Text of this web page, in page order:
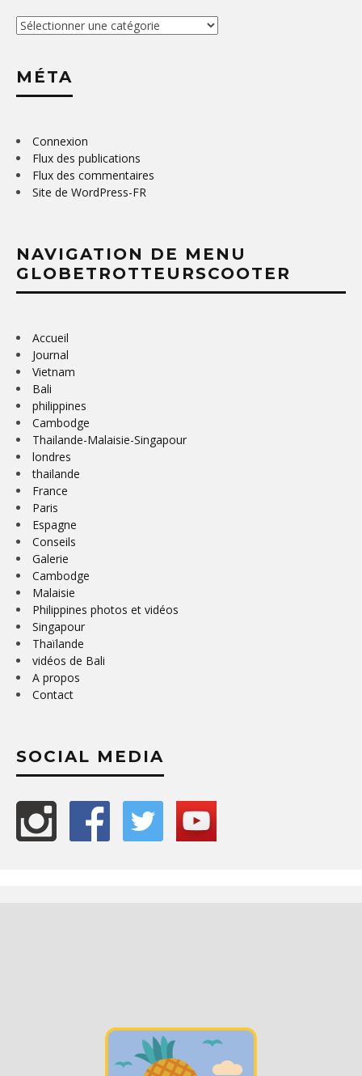
Catégories
MÉTA
Connexion
Flux des publications
Flux des commentaires
Site de WordPress-FR
NAVIGATION DE MENU
GLOBETROTTEURSCOOTER
Accueil
Journal
Vietnam
Bali
philippines
Cambodge
Thailande-Malaisie-Singapour
londres
thailande
France
Paris
Espagne
Conseils
Galerie
Cambodge
Malaisie
Philippines photos et vidéos
Singapour
Thaïlande
vidéos de Bali
A propos
Contact
SOCIAL MEDIA